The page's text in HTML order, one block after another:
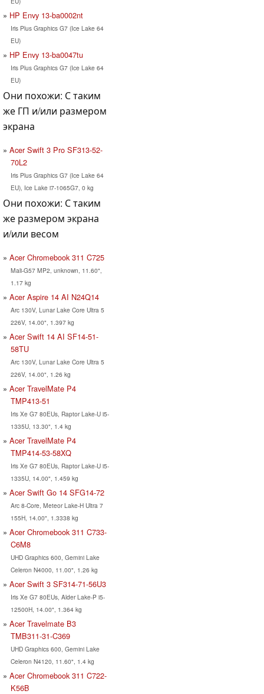
HP Envy 13-ba0002nt
Iris Plus Graphics G7 (Ice Lake 64
EU)
HP Envy 13-ba0047tu
Iris Plus Graphics G7 (Ice Lake 64
EU)
Они похожи: С таким
же ГП и/или размером
экрана
Acer Swift 3 Pro SF313-52-
70L2
Iris Plus Graphics G7 (Ice Lake 64
EU), Ice Lake i7-1065G7, 0 kg
Они похожи: С таким
же размером экрана
и/или весом
Acer Chromebook 311 C725
Mali-G57 MP2, unknown, 11.60",
1.17 kg
Acer Aspire 14 AI N24Q14
Arc 130V, Lunar Lake Core Ultra 5
226V, 14.00", 1.397 kg
Acer Swift 14 AI SF14-51-
58TU
Arc 130V, Lunar Lake Core Ultra 5
226V, 14.00", 1.26 kg
Acer TravelMate P4
TMP413-51
Iris Xe G7 80EUs, Raptor Lake-U i5-
1335U, 13.30", 1.4 kg
Acer TravelMate P4
TMP414-53-58XQ
Iris Xe G7 80EUs, Raptor Lake-U i5-
1335U, 14.00", 1.459 kg
Acer Swift Go 14 SFG14-72
Arc 8-Core, Meteor Lake-H Ultra 7
155H, 14.00", 1.3338 kg
Acer Chromebook 311 C733-
C6M8
UHD Graphics 600, Gemini Lake
Celeron N4000, 11.00", 1.26 kg
Acer Swift 3 SF314-71-56U3
Iris Xe G7 80EUs, Alder Lake-P i5-
12500H, 14.00", 1.364 kg
Acer Travelmate B3
TMB311-31-C369
UHD Graphics 600, Gemini Lake
Celeron N4120, 11.60", 1.4 kg
Acer Chromebook 311 C722-
K56B